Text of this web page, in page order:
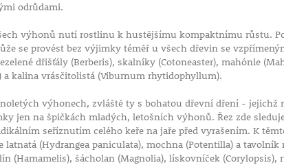
odrůdami.
výhonů nutí rostlinu k hustějšímu kompaktnímu růstu.
se provést bez výjimky téměř u všech dřevin se
dřišťály (Berberis), skalníky (Cotoneaster), mahónie
a kalina vrásčitolistá (Viburnum rhytidophyllum).
výhonech, zvláště ty s bohatou dřevní dření - jejichž
jen na špičkách mladých, letošních výhonů. Řez zde
seříznutím celého keře na jaře před vyrašením. K
latnatá (Hydrangea paniculata), mochna (Potentilla) a tavolník
(Hamamelis), šácholan (Magnolia), lískovníček